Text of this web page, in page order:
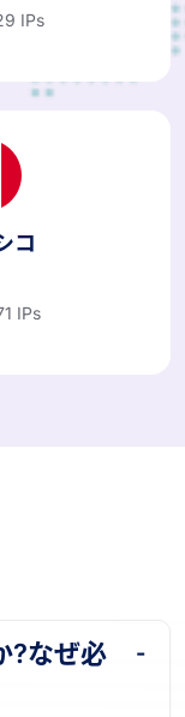
IPs
コ
IPs
?なぜ必